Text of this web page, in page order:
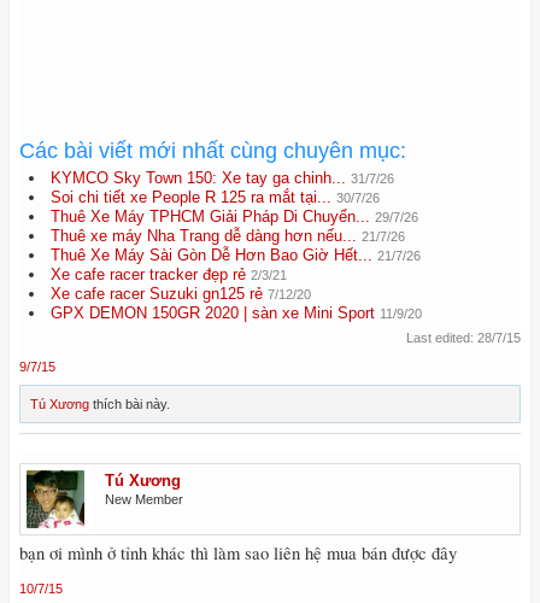
Các bài viết mới nhất cùng chuyên mục:
KYMCO Sky Town 150: Xe tay ga chinh... 31/7/26
Soi chi tiết xe People R 125 ra mắt tại... 30/7/26
Thuê Xe Máy TPHCM Giải Pháp Di Chuyển... 29/7/26
Thuê xe máy Nha Trang dễ dàng hơn nếu... 21/7/26
Thuê Xe Máy Sài Gòn Dễ Hơn Bao Giờ Hết... 21/7/26
Xe cafe racer tracker đẹp rẻ 2/3/21
Xe cafe racer Suzuki gn125 rẻ 7/12/20
GPX DEMON 150GR 2020 | sàn xe Mini Sport 11/9/20
Last edited: 28/7/15
9/7/15
Tú Xương thích bài này.
Tú Xương
New Member
bạn ơi mình ở tỉnh khác thì làm sao liên hệ mua bán được đây
10/7/15